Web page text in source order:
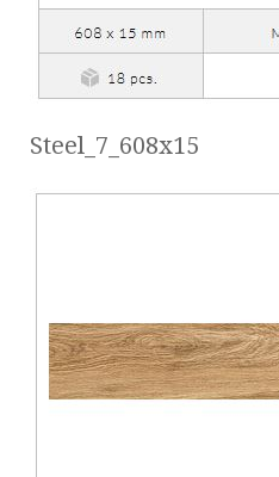
Steel_7_608x15